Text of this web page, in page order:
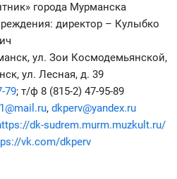
города Мурманска
директор – Кулыбко
ул. Зои Космодемьянской,
ул. Лесная, д. 39
79; т/ф 8 (815-2) 47-95-89
, dkperv@yandex.ru
dk-sudrem.murm.muzkult.ru/
vk.com/dkperv